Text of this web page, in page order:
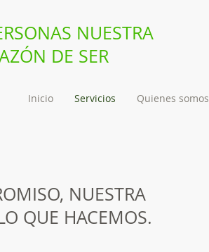
NUESTRA
DE SER
NUESTRA
QUE HACEMOS.
Inicio Servicios Quienes somos